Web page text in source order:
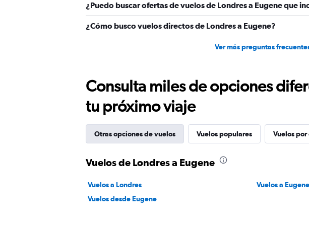
¿Puedo buscar ofertas de vuelos de Londres a Eugene que
¿Cómo busco vuelos directos de Londres a Eugene?
Ver más preguntas
Consulta miles de opciones
tu próximo viaje
Otras opciones de vuelos Vuelos populares Vuelos por
Vuelos de Londres a Eugene
Vuelos a Londres Vuelos a Eugene
Vuelos desde Eugene